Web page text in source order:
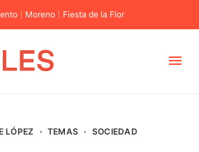
Moreno Fiesta de la Flor
LÓPEZ · TEMAS · SOCIEDAD